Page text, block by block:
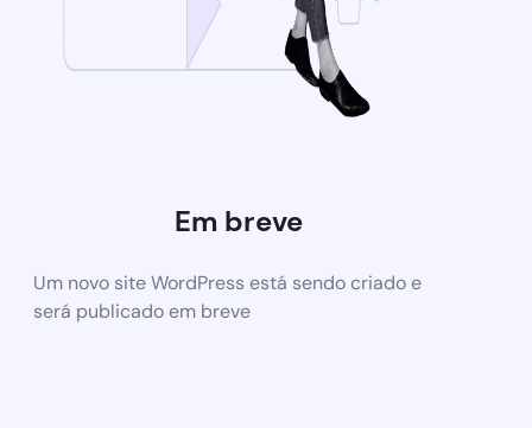
Em breve
Um novo site WordPress está sendo criado e
será publicado em breve